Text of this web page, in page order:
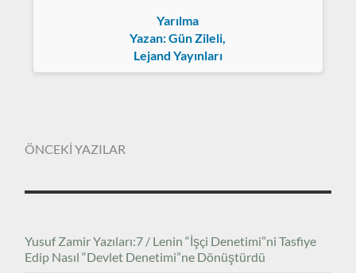
Yarılma
Yazan: Gün Zileli,
Lejand Yayınları
ÖNCEKİ YAZILAR
Yusuf Zamir Yazıları:7 / Lenin “İşçi Denetimi”ni Tasfiye
Edip Nasıl “Devlet Denetimi”ne Dönüştürdü